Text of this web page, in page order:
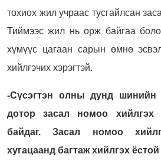
тохиох жил учраас тусгайлсан
Тиймээс жил нь орж байгаа
хүмүүс цагаан сарын өмнө
хийлгэчих хэрэгтэй.
-Сүсэгтэн олны дунд
дотор засал номоо хийлгэх
байдаг. Засал номоо
хугацаанд багтаж хийлгэх